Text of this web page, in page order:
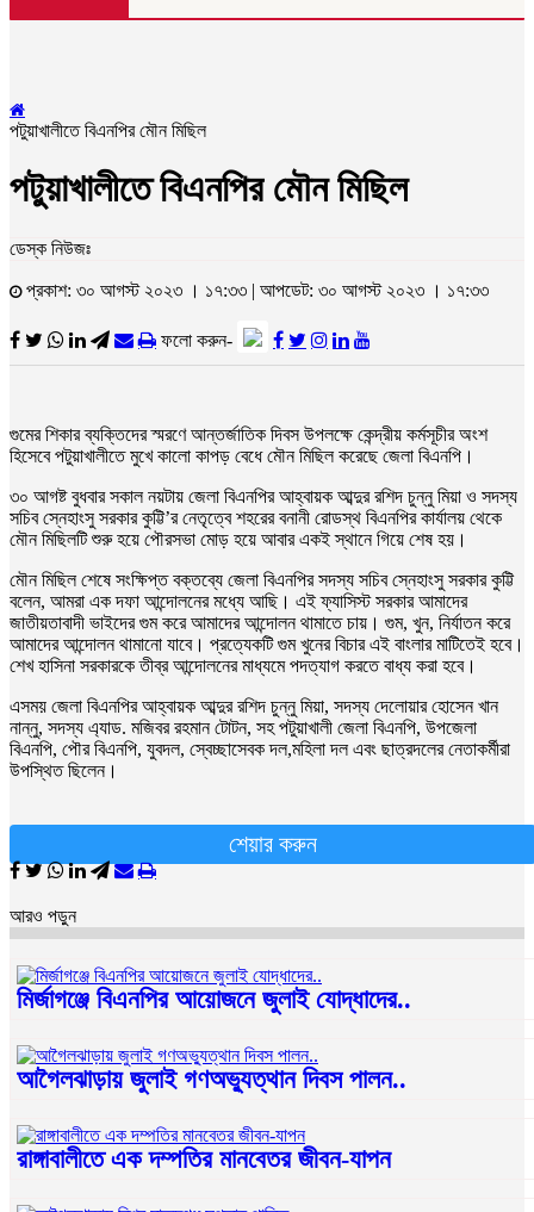
পটুয়াখালীতে বিএনপির মৌন মিছিল
পটুয়াখালীতে বিএনপির মৌন মিছিল
ডেস্ক নিউজঃ
প্রকাশ: ৩০ আগস্ট ২০২৩ । ১৭:৩৩ | আপডেট: ৩০ আগস্ট ২০২৩ । ১৭:৩৩
ফলো করুন-
গুমের শিকার ব্যক্তিদের স্মরণে আন্তর্জাতিক দিবস উপলক্ষে কেন্দ্রীয় কর্মসূচীর অংশ
হিসেবে পটুয়াখালীতে মুখে কালো কাপড় বেধে মৌন মিছিল করেছে জেলা বিএনপি।
৩০ আগষ্ট বুধবার সকাল নয়টায় জেলা বিএনপির আহ্বায়ক আব্দুর রশিদ চুন্নু মিয়া ও সদস্য
সচিব স্নেহাংসু সরকার কুট্টি’র নেতৃত্বে শহরের বনানী রোডস্থ বিএনপির কার্যালয় থেকে
মৌন মিছিলটি শুরু হয়ে পৌরসভা মোড় হয়ে আবার একই স্থানে গিয়ে শেষ হয়।
মৌন মিছিল শেষে সংক্ষিপ্ত বক্তব্যে জেলা বিএনপির সদস্য সচিব স্নেহাংসু সরকার কুট্টি
বলেন, আমরা এক দফা আন্দোলনের মধ্যে আছি। এই ফ্যাসিস্ট সরকার আমাদের
জাতীয়তাবাদী ভাইদের গুম করে আমাদের আন্দোলন থামাতে চায়। গুম, খুন, নির্যাতন করে
আমাদের আন্দোলন থামানো যাবে। প্রত্যেকটি গুম খুনের বিচার এই বাংলার মাটিতেই হবে।
শেখ হাসিনা সরকারকে তীব্র আন্দোলনের মাধ্যমে পদত্যাগ করতে বাধ্য করা হবে।
এসময় জেলা বিএনপির আহ্বায়ক আব্দুর রশিদ চুন্নু মিয়া, সদস্য দেলোয়ার হোসেন খান
নান্নু, সদস্য এ্যাড. মজিবর রহমান টোটন, সহ পটুয়াখালী জেলা বিএনপি, উপজেলা
বিএনপি, পৌর বিএনপি, যুবদল, স্বেচ্ছাসেবক দল,মহিলা দল এবং ছাত্রদলের নেতাকর্মীরা
উপস্থিত ছিলেন।
শেয়ার করুন
আরও পড়ুন
মির্জাগঞ্জে বিএনপির আয়োজনে জুলাই যোদ্ধাদের..
আগৈলঝাড়ায় জুলাই গণঅভ্যুত্থান দিবস পালন..
রাঙ্গাবালীতে এক দম্পতির মানবেতর জীবন-যাপন